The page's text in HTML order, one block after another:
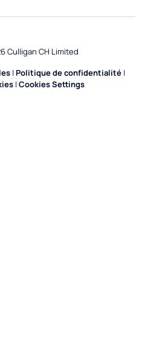
Culligan CH Limited
|Politique de confidentialité |
|Cookies Settings